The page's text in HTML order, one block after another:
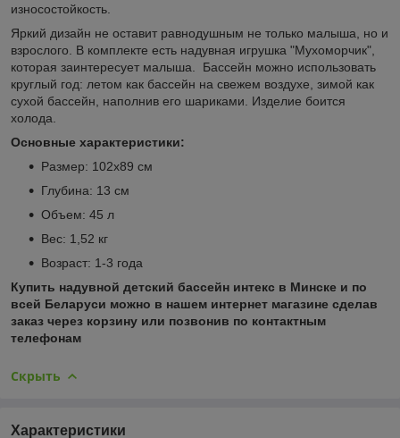
износостойкость.
Яркий дизайн не оставит равнодушным не только малыша, но и
взрослого. В комплекте есть надувная игрушка "Мухоморчик",
которая заинтересует малыша. Бассейн можно использовать
круглый год: летом как бассейн на свежем воздухе, зимой как
сухой бассейн, наполнив его шариками. Изделие боится
холода.
Основные характеристики:
Размер: 102х89 см
Глубина: 13 см
Объем: 45 л
Вес: 1,52 кг
Возраст: 1-3 года
Купить надувной детский бассейн интекс в Минске и по
всей Беларуси можно в нашем интернет магазине сделав
заказ через корзину или позвонив по контактным
телефонам
Скрыть
Характеристики